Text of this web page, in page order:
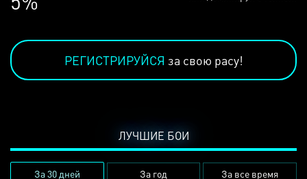
РЕГИСТРИРУЙСЯ за свою расу!
ЛУЧШИЕ БОИ
За 30 дней За год За все время